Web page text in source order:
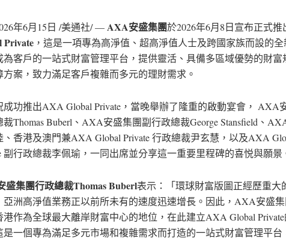
年6月15日 /美通社/ —AXA安盛集團於2026年6月8日宣布正式推
Private ，這是一項專為高淨值、超高淨值人士及跨國家族而設的全
為客戶的一站式財富管理平台，提供靈活、具備多區域優勢的財富
方案，致力滿足客戶複雜而多元的理財需求。
成功推出AXA Global Private，當晚舉辦了隆重的啟動宴會， AXA
裁Thomas Buberl、AXA安盛集團副行政總裁George Stansfield、
、香港及澳門兼AXA Global Private 行政總裁尹玄慧，以及AXA
副行政總裁李佩瑜，一同出席並分享這一重要里程碑的喜悦與願景
盛集團行政總裁Thomas Buberl表示：「環球財富版圖正經歷重大
亞洲高淨值業務正以前所未有的速度迅速增長。因此，AXA安盛
港作為全球最大離岸財富中心的地位，在此建立AXA Global
是一個專為滿足多元市場和複雜需求而打造的一站式財富管理平台